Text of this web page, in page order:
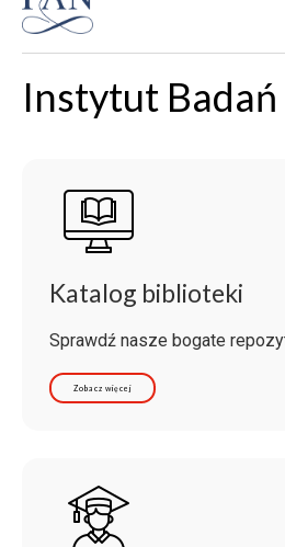
Instytut
Katalog biblioteki
Sprawdź nasze bogate
Zobacz więcej